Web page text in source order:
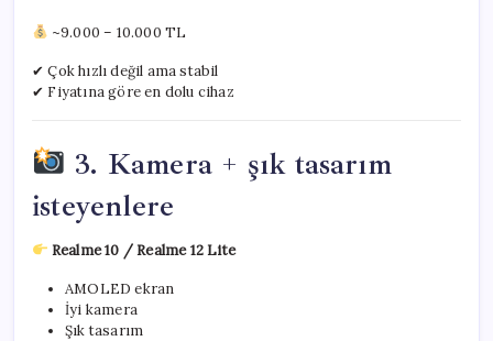
~9.000 – 10.000 TL
✔ Çok hızlı değil ama stabil
✔ Fiyatına göre en dolu cihaz
3. Kamera + şık tasarım
isteyenlere
Realme 10 / Realme 12 Lite
AMOLED ekran
İyi kamera
Şık tasarım